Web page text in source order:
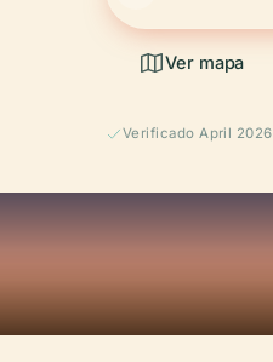
Ver mapa
Verificado April 2026